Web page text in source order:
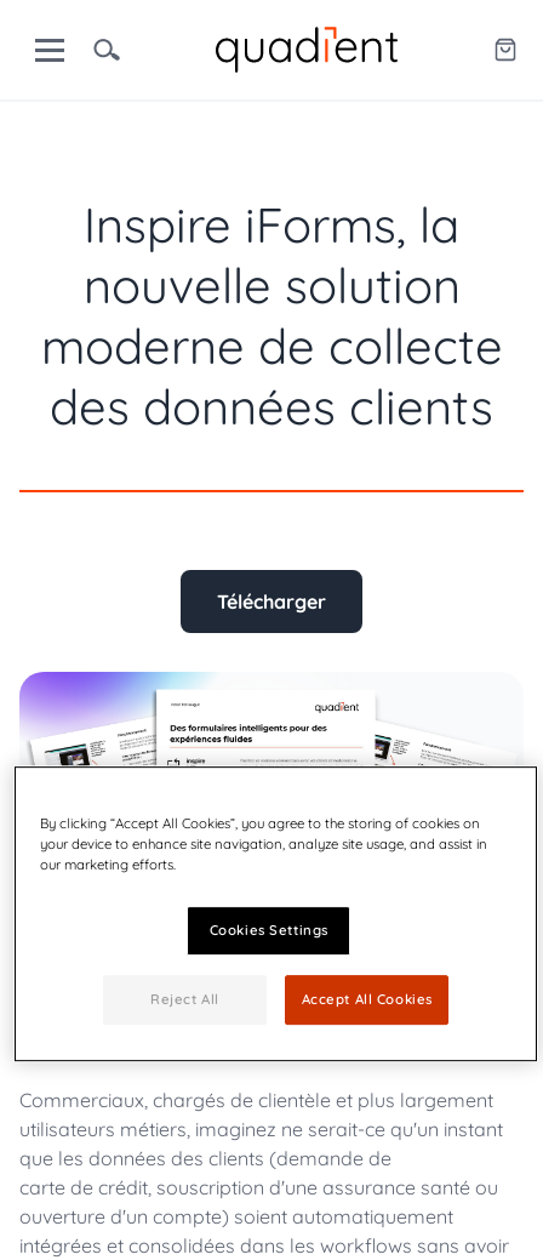
Inspire iForms, la
nouvelle solution
moderne de collecte
des données clients
Télécharger
Commerciaux, chargés de clientèle et plus largement
utilisateurs métiers, imaginez ne serait-ce qu'un instant
que les données des clients (demande de
carte de crédit, souscription d'une assurance santé ou
ouverture d'un compte) soient automatiquement
intégrées et consolidées dans les workflows sans avoir
By clicking “Accept All Cookies”, you agree to the storing of cookies on
your device to enhance site navigation, analyze site usage, and assist in
our marketing efforts.
Cookies Settings
Reject All Accept All Cookies